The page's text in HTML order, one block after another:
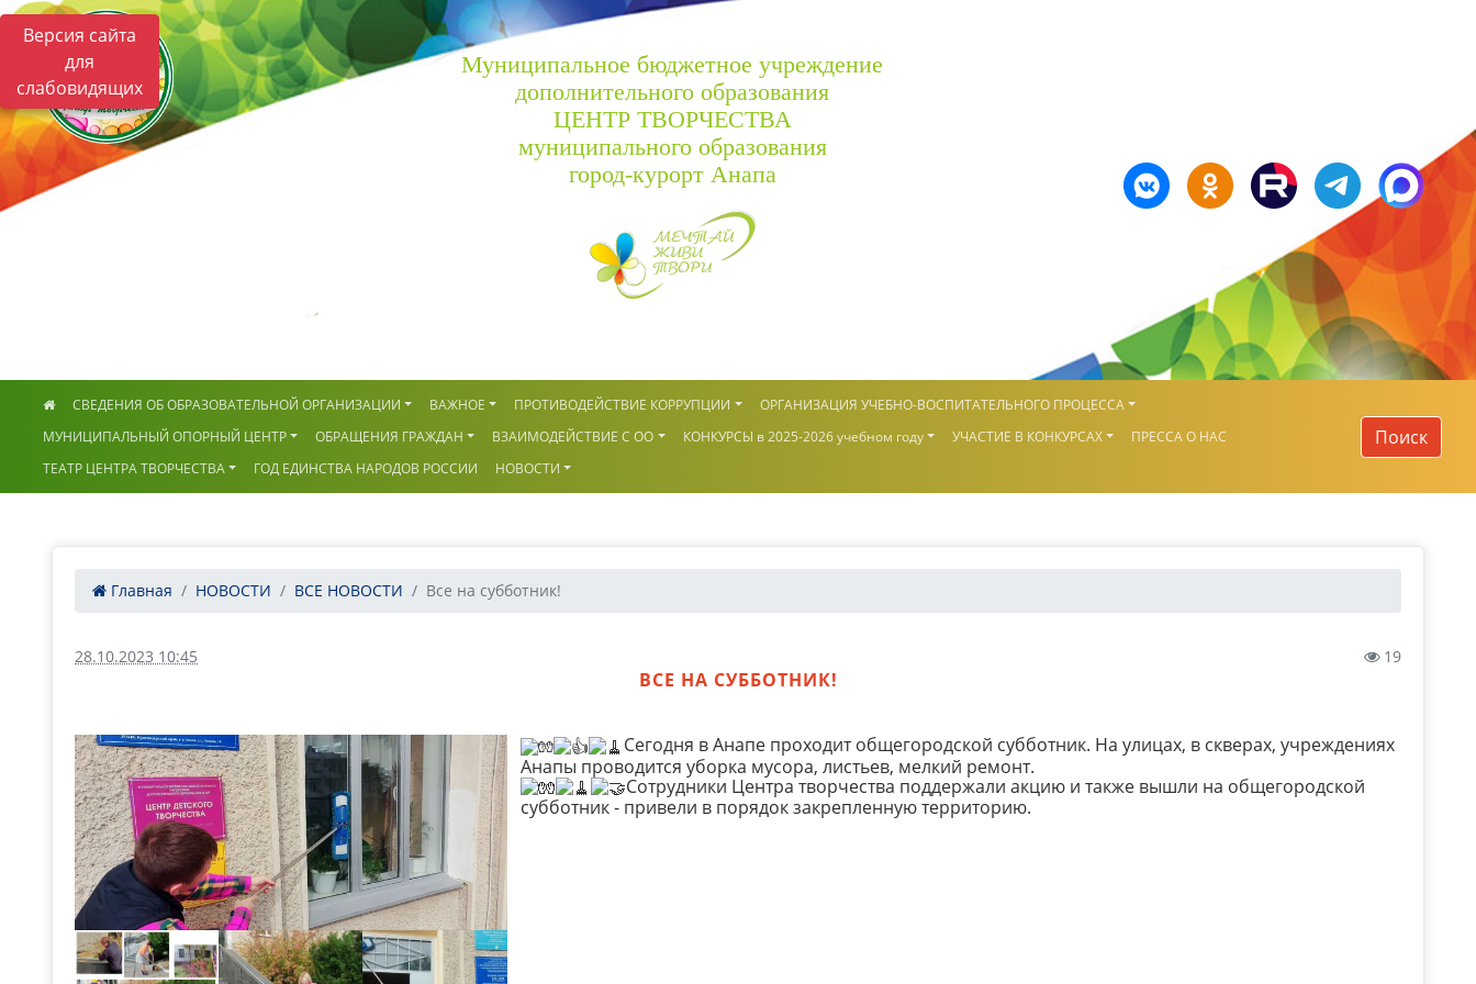
Версия сайта
для
слабовидящих
Муниципальное бюджетное учреждение
дополнительного образования
ЦЕНТР ТВОРЧЕСТВА
муниципального образования
город-курорт Анапа
СВЕДЕНИЯ ОБ ОБРАЗОВАТЕЛЬНОЙ ОРГАНИЗАЦИИ ВАЖНОЕ ПРОТИВОДЕЙСТВИЕ КОРРУПЦИИ
ОРГАНИЗАЦИЯ УЧЕБНО-ВОСПИТАТЕЛЬНОГО ПРОЦЕССА
МУНИЦИПАЛЬНЫЙ ОПОРНЫЙ ЦЕНТР
ОБРАЩЕНИЯ ГРАЖДАН ВЗАИМОДЕЙСТВИЕ С ОО КОНКУРСЫ в 2025-2026 учебном году УЧАСТИЕ В КОНКУРСАХ
ПРЕССА О НАС
ТЕАТР ЦЕНТРА ТВОРЧЕСТВА
ГОД ЕДИНСТВА НАРОДОВ РОССИИ НОВОСТИ
Поиск
Главная НОВОСТИ ВСЕ НОВОСТИ Все на субботник!
28.10.2023 10:45 19
ВСЕ НА СУББОТНИК!
Сегодня в Анапе проходит общегородской субботник. На улицах, в скверах, учреждениях
Анапы проводится уборка мусора, листьев, мелкий ремонт.
Сотрудники Центра творчества поддержали акцию и также вышли на общегородской
субботник - привели в порядок закрепленную территорию.